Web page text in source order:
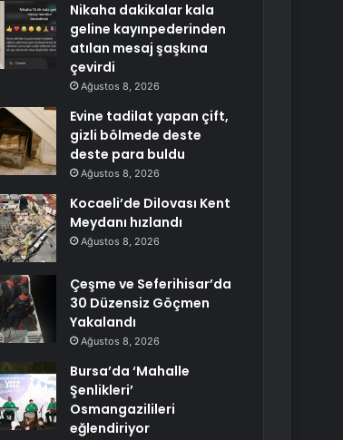
Nikaha dakikalar kala
geline kayınpederinden
atılan mesaj şaşkına
çevirdi
Ağustos 8, 2026
Evine tadilat yapan çift,
gizli bölmede deste
deste para buldu
Ağustos 8, 2026
Kocaeli’de Dilovası Kent
Meydanı hızlandı
Ağustos 8, 2026
Çeşme ve Seferihisar’da
30 Düzensiz Göçmen
Yakalandı
Ağustos 8, 2026
Bursa’da ‘Mahalle
Şenlikleri’
Osmangazilileri
eğlendiriyor